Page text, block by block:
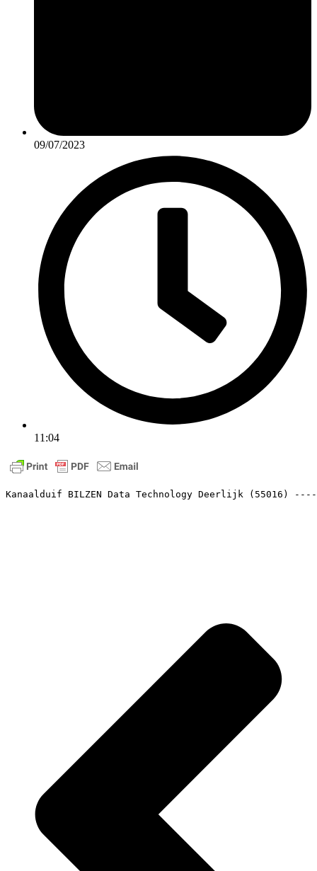
09/07/2023
11:04
Kanaalduif BILZEN Data Technology Deerlijk (55016)